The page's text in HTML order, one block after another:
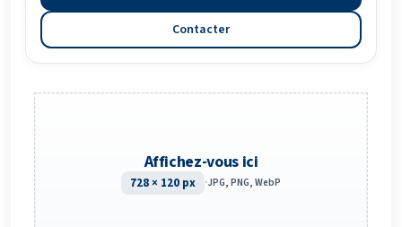
Contacter
Affichez-vous ici
728 × 120 px ·JPG, PNG, WebP